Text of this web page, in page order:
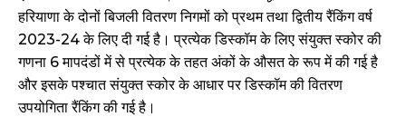
हरियाणा के दोनों बिजली वितरण निगमों को प्रथम तथा द्वितीय रैंकिंग वर्ष
2023-24 के लिए दी गई है। प्रत्येक डिस्कॉम के लिए संयुक्त स्कोर की
गणना 6 मापदंडों में से प्रत्येक के तहत अंकों के औसत के रूप में की गई है
और इसके पश्चात संयुक्त स्कोर के आधार पर डिस्कॉम की वितरण
उपयोगिता रैंकिंग की गई है।